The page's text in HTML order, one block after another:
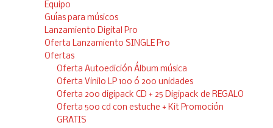
Equipo
Guías para músicos
Lanzamiento Digital Pro
Oferta Lanzamiento SINGLE Pro
Ofertas
Oferta Autoedición Álbum música
Oferta Vinilo LP 100 ó 200 unidades
Oferta 200 digipack CD + 25 Digipack de REGALO
Oferta 500 cd con estuche + Kit Promoción
GRATIS